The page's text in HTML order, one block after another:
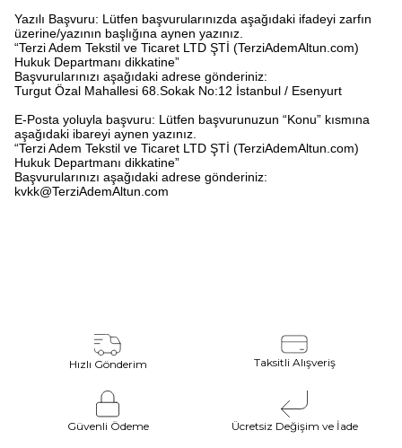
Yazılı Başvuru: Lütfen başvurularınızda aşağıdaki ifadeyi zarfın
üzerine/yazının başlığına aynen yazınız.
“Terzi Adem Tekstil ve Ticaret LTD ŞTİ (TerziAdemAltun.com)
Hukuk Departmanı dikkatine”
Başvurularınızı aşağıdaki adrese gönderiniz:
Turgut Özal Mahallesi 68.Sokak No:12 İstanbul / Esenyurt
E-Posta yoluyla başvuru: Lütfen başvurunuzun “Konu” kısmına
aşağıdaki ibareyi aynen yazınız.
“Terzi Adem Tekstil ve Ticaret LTD ŞTİ (TerziAdemAltun.com)
Hukuk Departmanı dikkatine”
Başvurularınızı aşağıdaki adrese gönderiniz:
kvkk@TerziAdemAltun.com
Hızlı Gönderim Taksitli Alışveriş
Güvenli Ödeme Ücretsiz Değişim ve İade